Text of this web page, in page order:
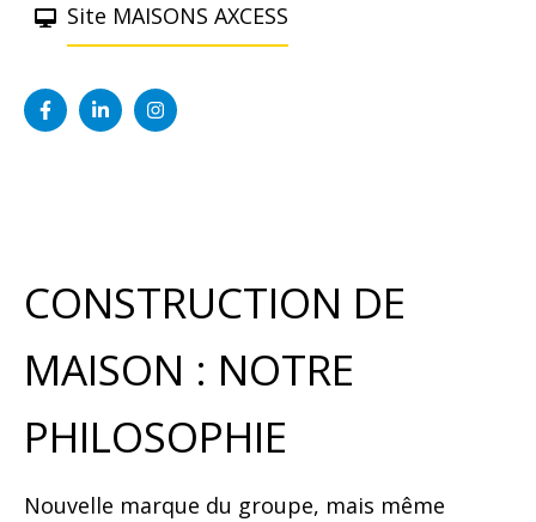
Site MAISONS AXCESS
CONSTRUCTION DE
MAISON : NOTRE
PHILOSOPHIE
Nouvelle marque du groupe, mais même